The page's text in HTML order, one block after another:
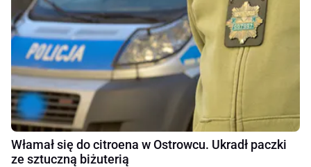
Włamał się do citroena w Ostrowcu. Ukradł paczki
ze sztuczną biżuterią